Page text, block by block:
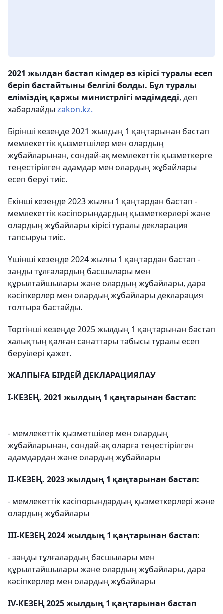
2021 жылдан бастап кімдер өз кірісі туралы есеп
беріп бастайтыны белгілі болды. Бұл туралы
еліміздің қаржы министрлігі мәдімдеді, деп
хабарлайды zakon.kz.
Бірінші кезеңде 2021 жылдың 1 қаңтарынан бастап
мемлекеттік қызметшілер мен олардың
жұбайларынан, сондай-ақ мемлекеттік қызметкерге
теңестірілген адамдар мен олардың жұбайлары
есеп беруі тиіс.
Екінші кезеңде 2023 жылғы 1 қаңтардан бастап -
мемлекеттік кәсіпорындардың қызметкерлері және
олардың жұбайлары кірісі туралы декларация
тапсыруы тиіс.
Үшінші кезеңде 2024 жылғы 1 қаңтардан бастап -
заңды тұлғалардың басшылары мен
құрылтайшылары және олардың жұбайлары, дара
кәсіпкерлер мен олардың жұбайлары декларация
толтыра бастайды.
Төртінші кезеңде 2025 жылдың 1 қаңтарынан бастап
халықтың қалған санаттары табысы туралы есеп
беруілері қажет.
ЖАЛПЫҒА БІРДЕЙ ДЕКЛАРАЦИЯЛАУ
І-КЕЗЕҢ. 2021 жылдың 1 қаңтарынан бастап:
- мемлекеттік қызметшілер мен олардың
жұбайларынан, сондай-ақ оларға теңестірілген
адамдардан және олардың жұбайлары
ІІ-КЕЗЕҢ. 2023 жылдың 1 қаңтарынан бастап:
- мемлекеттік кәсіпорындардың қызметкерлері және
олардың жұбайлары
ІІІ-КЕЗЕҢ 2024 жылдың 1 қаңтарынан бастап:
- заңды тұлғалардың басшылары мен
құрылтайшылары және олардың жұбайлары, дара
кәсіпкерлер мен олардың жұбайлары
IV-КЕЗЕҢ 2025 жылдың 1 қаңтарынан бастап